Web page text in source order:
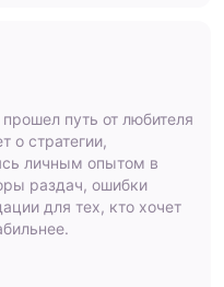
путь от любителя
о стратегии,
личным опытом в
раздач, ошибки
для тех, кто хочет